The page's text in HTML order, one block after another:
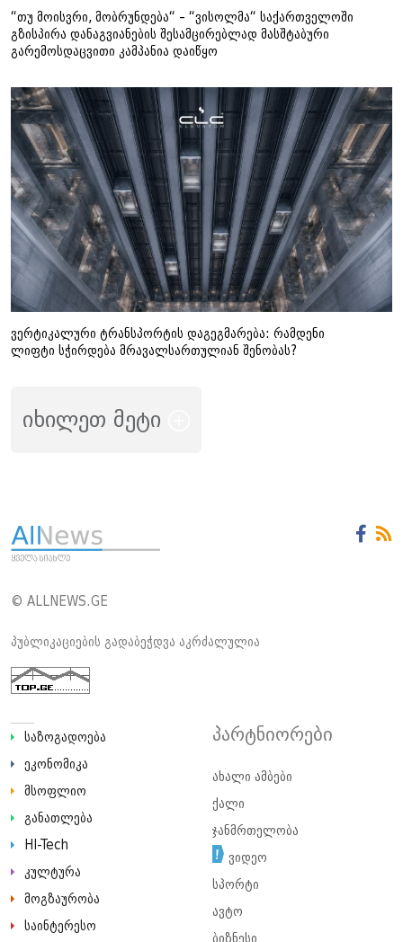
“თუ მოისვრი, მობრუნდება“ – “ვისოლმა“ საქართველოში
გზისპირა დანაგვიანების შესამცირებლად მასშტაბური
გარემოსდაცვითი კამპანია დაიწყო
ვერტიკალური ტრანსპორტის დაგეგმარება: რამდენი
ლიფტი სჭირდება მრავალსართულიან შენობას?
იხილეთ მეტი
© ALLNEWS.GE
პუბლიკაციების გადაბეჭდვა აკრძალულია
საზოგადოება
ეკონომიკა
მსოფლიო
განათლება
HI-Tech
კულტურა
მოგზაურობა
საინტერესო
პარტნიორები
ახალი ამბები
ქალი
ჯანმრთელობა
ვიდეო
სპორტი
ავტო
ბიზნესი